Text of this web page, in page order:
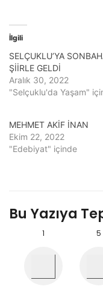
İlgili
SELÇUKLU’YA
ŞİİRLE GELDİ
Aralık 30, 2022
"Selçuklu'da Yaşam"
MEHMET AKİF İNAN
Ekim 22, 2022
"Edebiyat" içinde
Bu Yazıya
1 5